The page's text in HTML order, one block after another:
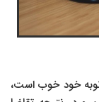
نوبه خود خوب است،